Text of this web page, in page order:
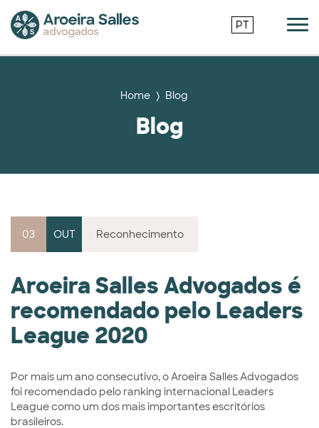
PT
Home Blog
Blog
03 OUT Reconhecimento
Aroeira Salles Advogados é
recomendado pelo Leaders
League 2020
Por mais um ano consecutivo, o Aroeira Salles Advogados
foi recomendado pelo ranking internacional Leaders
League como um dos mais importantes escritórios
brasileiros.